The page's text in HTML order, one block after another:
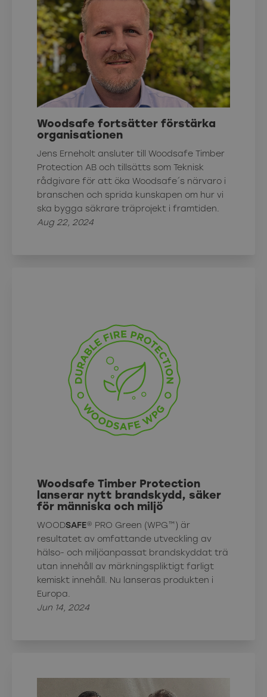
Woodsafe fortsätter förstärka
organisationen
Jens Erneholt ansluter till Woodsafe Timber
Protection AB och tillsätts som Teknisk
rådgivare för att öka Woodsafe´s närvaro i
branschen och sprida kunskapen om hur vi
ska bygga säkrare träprojekt i framtiden.
Aug 22, 2024
Woodsafe Timber Protection
lanserar nytt brandskydd, säker
för människa och miljö
WOODSAFE® PRO Green (WPG™) är
resultatet av omfattande utveckling av
hälso- och miljöanpassat brandskyddat trä
utan innehåll av märkningspliktigt farligt
kemiskt innehåll. Nu lanseras produkten i
Europa.
Jun 14, 2024